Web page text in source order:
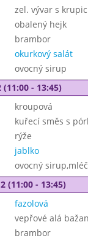
zel. vývar s
obalený hejk
brambor
okurkový salát
ovocný sirup
(11:00 - 13:45)
kroupová
kuřecí směs s
rýže
jablko
ovocný
(11:00 - 13:45)
fazolová
vepřové alá
brambor